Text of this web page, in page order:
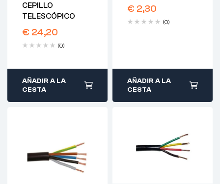
CEPILLO
TELESCÓPICO
€ 24,20
(0)
AÑADIR A LA
CESTA
€ 2,30
(0)
AÑADIR A LA
CESTA